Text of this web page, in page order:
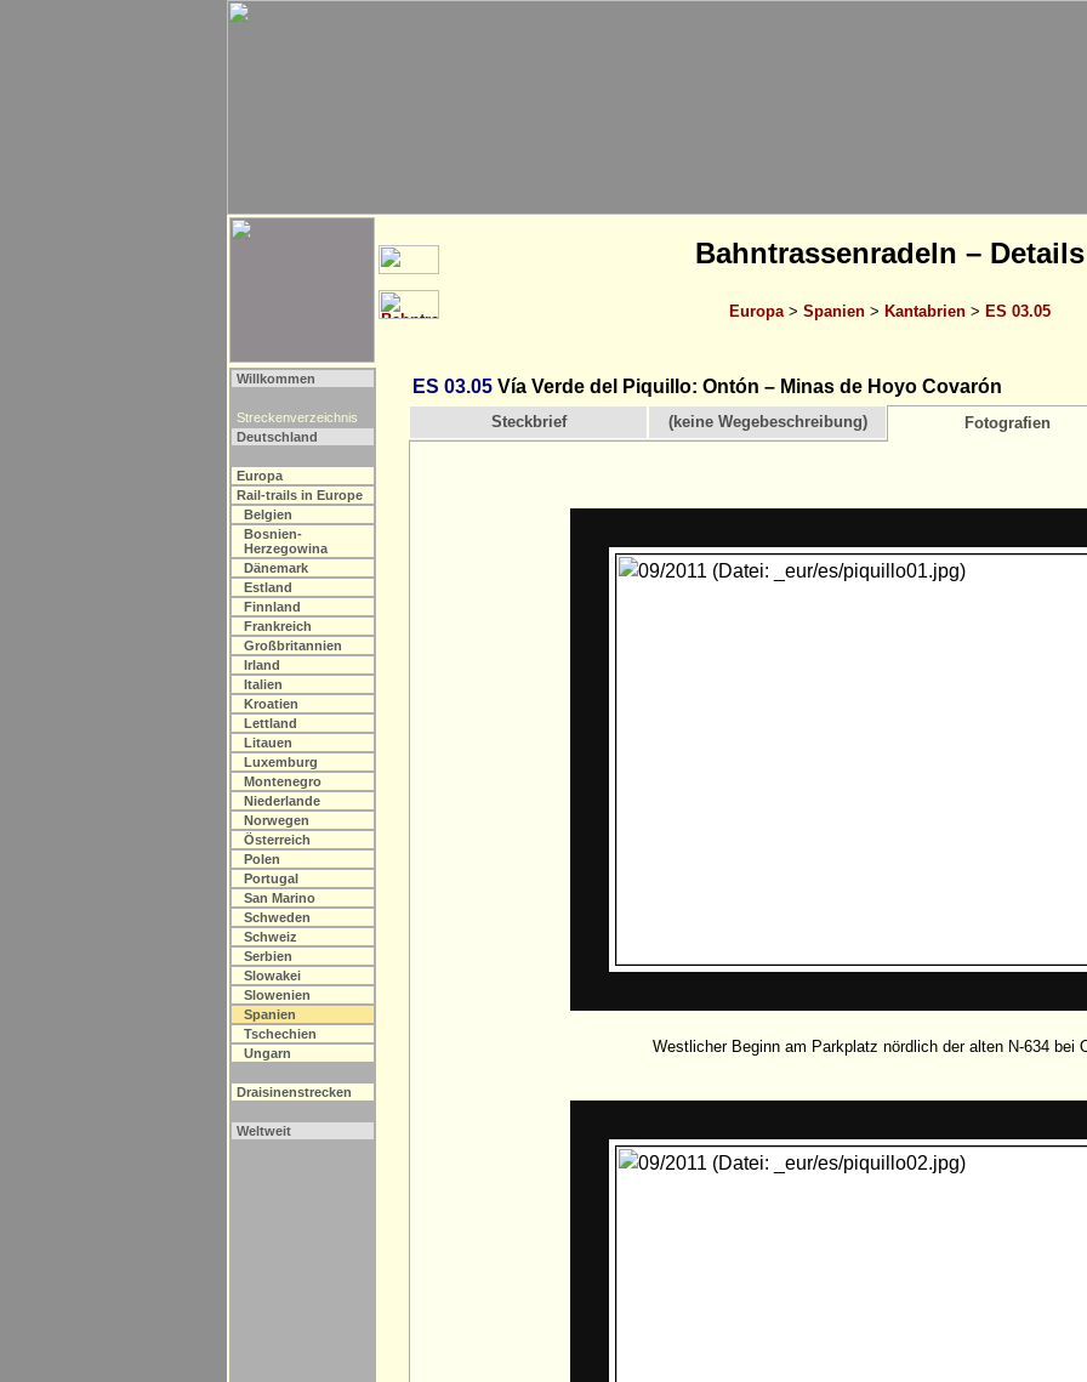
Bahntrassenradeln – Details
Europa> Spanien> Kantabrien> ES 03.05
Willkommen
Streckenverzeichnis
Deutschland
Europa
Rail-trails in Europe
Belgien
Bosnien-
Herzegowina
Dänemark
Estland
Finnland
Frankreich
Großbritannien
Irland
Italien
Kroatien
Lettland
Litauen
Luxemburg
Montenegro
Niederlande
Norwegen
Österreich
Polen
Portugal
San Marino
Schweden
Schweiz
Serbien
Slowakei
Slowenien
Spanien
Tschechien
Ungarn
Draisinenstrecken
Weltweit
ES 03.05 Vía Verde del Piquillo: Ontón – Minas de Hoyo Covarón
Steckbrief (keine Wegebeschreibung) Fotografien
Westlicher Beginn am Parkplatz nördlich der alten N-634 bei